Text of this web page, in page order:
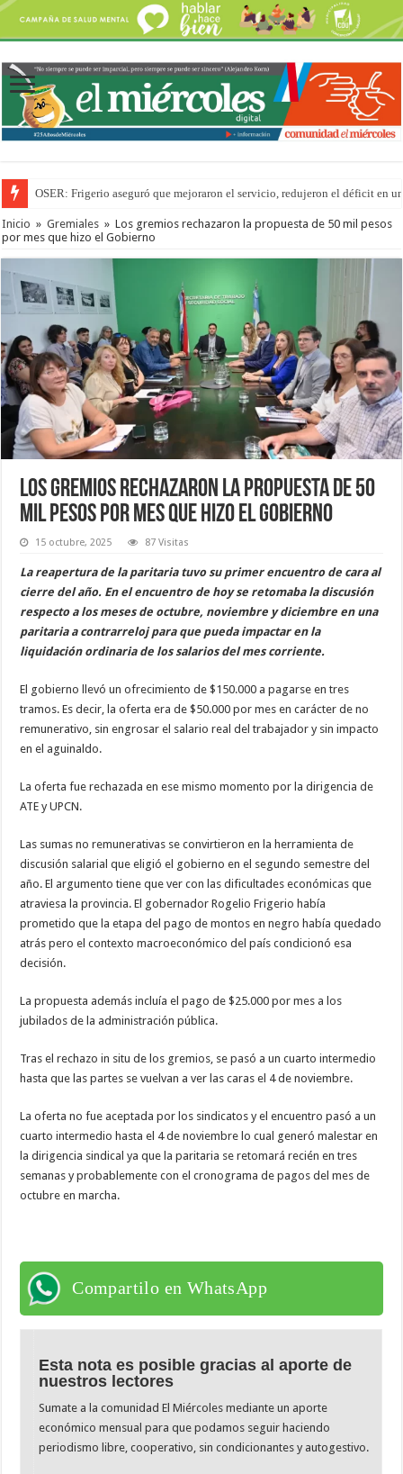
OSER: Frigerio aseguró que mejoraron el servicio, redujeron el déficit en
Por primera vez hicieron una cirugía de reconstrucción torácica en el
Inicio » Gremiales » Los gremios rechazaron la propuesta de 50 mil pesos
por mes que hizo el Gobierno
Los gremios rechazaron la propuesta de 50
mil pesos por mes que hizo el Gobierno
15 octubre, 2025 87 Visitas
La reapertura de la paritaria tuvo su primer encuentro de cara al
cierre del año. En el encuentro de hoy se retomaba la discusión
respecto a los meses de octubre, noviembre y diciembre en una
paritaria a contrarreloj para que pueda impactar en la
liquidación ordinaria de los salarios del mes corriente.
El gobierno llevó un ofrecimiento de $150.000 a pagarse en tres
tramos. Es decir, la oferta era de $50.000 por mes en carácter de no
remunerativo, sin engrosar el salario real del trabajador y sin impacto
en el aguinaldo.
La oferta fue rechazada en ese mismo momento por la dirigencia de
ATE y UPCN.
Las sumas no remunerativas se convirtieron en la herramienta de
discusión salarial que eligió el gobierno en el segundo semestre del
año. El argumento tiene que ver con las dificultades económicas que
atraviesa la provincia. El gobernador Rogelio Frigerio había
prometido que la etapa del pago de montos en negro había quedado
atrás pero el contexto macroeconómico del país condicionó esa
decisión.
La propuesta además incluía el pago de $25.000 por mes a los
jubilados de la administración pública.
Tras el rechazo in situ de los gremios, se pasó a un cuarto intermedio
hasta que las partes se vuelvan a ver las caras el 4 de noviembre.
La oferta no fue aceptada por los sindicatos y el encuentro pasó a un
cuarto intermedio hasta el 4 de noviembre lo cual generó malestar en
la dirigencia sindical ya que la paritaria se retomará recién en tres
semanas y probablemente con el cronograma de pagos del mes de
octubre en marcha.
Compartilo en WhatsApp
Esta nota es posible gracias al aporte de
nuestros lectores
Sumate a la comunidad El Miércoles mediante un aporte
económico mensual para que podamos seguir haciendo
periodismo libre, cooperativo, sin condicionantes y autogestivo.